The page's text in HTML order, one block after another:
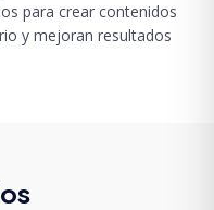
para crear contenidos
y mejoran resultados